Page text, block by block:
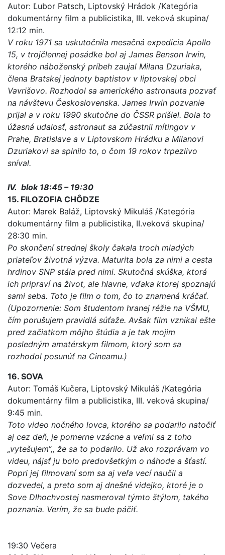
Autor: Ľubor Patsch, Liptovský Hrádok /Kategória
dokumentárny film a publicistika, III. veková skupina/
12:12 min.
V roku 1971 sa uskutočnila mesačná expedícia Apollo
15, v trojčlennej posádke bol aj James Benson Irwin,
ktorého náboženský príbeh zaujal Milana Dzuriaka,
člena Bratskej jednoty baptistov v liptovskej obci
Vavrišovo. Rozhodol sa amerického astronauta pozvať
na návštevu Československa. James Irwin pozvanie
prijal a v roku 1990 skutočne do ČSSR prišiel. Bola to
úžasná udalosť, astronaut sa zúčastnil mítingov v
Prahe, Bratislave a v Liptovskom Hrádku a Milanovi
Dzuriakovi sa splnilo to, o čom 19 rokov trpezlivo
sníval.
IV. blok 18:45 – 19:30
15. FILOZOFIA CHÔDZE
Autor: Marek Baláž, Liptovský Mikuláš /Kategória
dokumentárny film a publicistika, II.veková skupina/
28:30 min.
Po skončení strednej školy čakala troch mladých
priateľov životná výzva. Maturita bola za nimi a cesta
hrdinov SNP stála pred nimi. Skutočná skúška, ktorá
ich pripraví na život, ale hlavne, vďaka ktorej spoznajú
sami seba. Toto je film o tom, čo to znamená kráčať.
(Upozornenie: Som študentom hranej réžie na VŠMU,
čím porušujem pravidlá súťaže. Avšak film vznikal ešte
pred začiatkom môjho štúdia a je tak mojim
posledným amatérskym filmom, ktorý som sa
rozhodol posunúť na Cineamu.)
16. SOVA
Autor: Tomáš Kučera, Liptovský Mikuláš /Kategória
dokumentárny film a publicistika, III. veková skupina/
9:45 min.
Toto video nočného lovca, ktorého sa podarilo natočiť
aj cez deň, je pomerne vzácne a veľmi sa z toho
„vytešujem“,, že sa to podarilo. Už ako rozprávam vo
videu, nájsť ju bolo predovšetkým o náhode a šťastí.
Popri jej filmovaní som sa aj veľa vecí naučil a
dozvedel, a preto som aj dnešné videjko, ktoré je o
Sove Dlhochvostej nasmeroval týmto štýlom, takého
poznania. Verím, že sa bude páčiť.
19:30 Večera